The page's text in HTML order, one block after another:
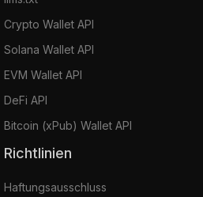
Crypto Wallet API
Solana Wallet API
EVM Wallet API
DeFi API
Bitcoin (xPub) Wallet API
Richtlinien
Haftungsausschluss